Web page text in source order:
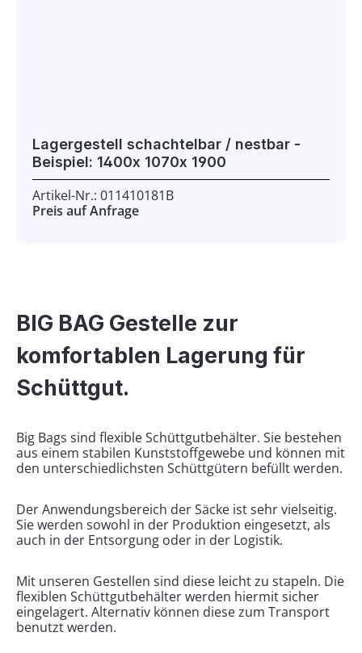
Lagergestell schachtelbar / nestbar -
Beispiel: 1400x 1070x 1900
Artikel-Nr.: 011410181B
Preis auf Anfrage
BIG BAG Gestelle zur
komfortablen Lagerung für
Schüttgut.
Big Bags sind flexible Schüttgutbehälter. Sie bestehen
aus einem stabilen Kunststoffgewebe und können mit
den unterschiedlichsten Schüttgütern befüllt werden.
Der Anwendungsbereich der Säcke ist sehr vielseitig.
Sie werden sowohl in der Produktion eingesetzt, als
auch in der Entsorgung oder in der Logistik.
Mit unseren Gestellen sind diese leicht zu stapeln. Die
flexiblen Schüttgutbehälter werden hiermit sicher
eingelagert. Alternativ können diese zum Transport
benutzt werden.